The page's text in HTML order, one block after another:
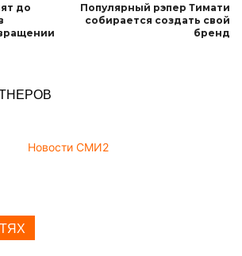
до
Популярный рэпер Тимати
собирается создать свой
бренд
Новости СМИ2